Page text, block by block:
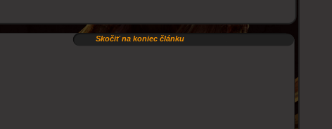
Skočiť na koniec článku